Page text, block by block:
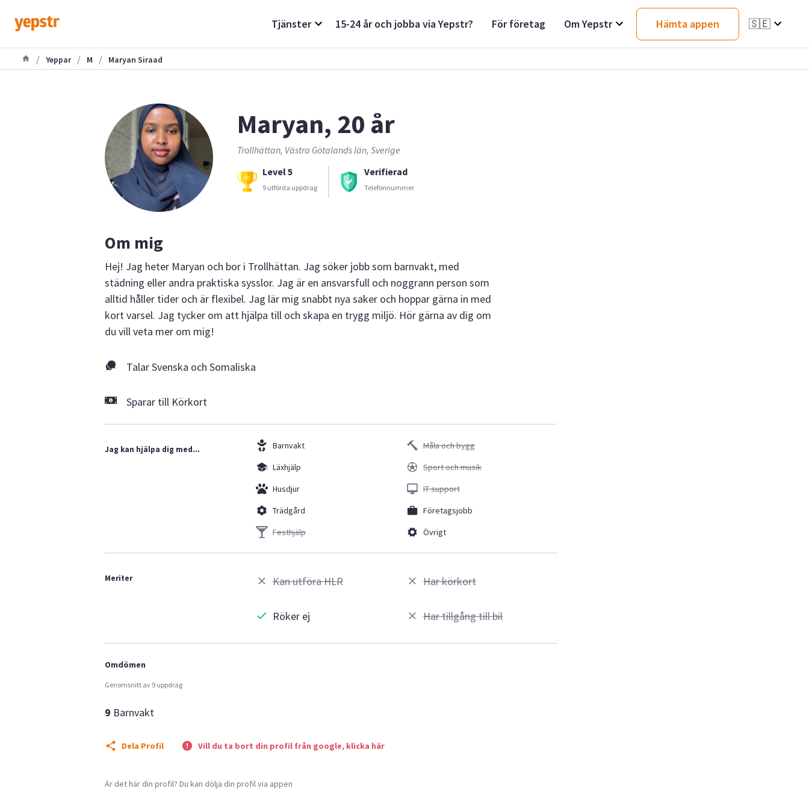
Tjänster 15-24 år och jobba via Yepstr? För företag Om Yepstr Hämta appen 🇸🇪
/ Yeppar / M / Maryan Siraad
Maryan, 20 år
Trollhättan, Västra Götalands län, Sverige
Level 5
9 utförda uppdrag
Verifierad
Telefonnummer
Om mig
Hej! Jag heter Maryan och bor i Trollhättan. Jag söker jobb som barnvakt, med
städning eller andra praktiska sysslor. Jag är en ansvarsfull och noggrann person som
alltid håller tider och är flexibel. Jag lär mig snabbt nya saker och hoppar gärna in med
kort varsel. Jag tycker om att hjälpa till och skapa en trygg miljö. Hör gärna av dig om
du vill veta mer om mig!
Talar Svenska och Somaliska
Sparar till Körkort
Jag kan hjälpa dig med...
Barnvakt
Läxhjälp
Husdjur
Trädgård
Festhjälp
Måla och bygg
Sport och musik
IT support
Företagsjobb
Övrigt
Meriter Kan utföra HLR
Röker ej
Har körkort
Har tillgång till bil
Omdömen
Genomsnitt av 9 uppdrag
9 Barnvakt
Dela Profil Vill du ta bort din profil från google, klicka här
Är det här din profil? Du kan dölja din profil via appen